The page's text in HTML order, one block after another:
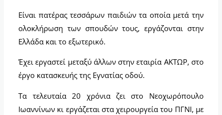
Είναι πατέρας τεσσάρων παιδιών τα οποία μετά την
ολοκλήρωση των σπουδών τους, εργάζονται στην
Ελλάδα και το εξωτερικό.
Έχει εργαστεί μεταξύ άλλων στην εταιρία ΑΚΤΩΡ, στο
έργο κατασκευής της Εγνατίας οδού.
Τα τελευταία 20 χρόνια ζει στο Νεοχωρόπουλο
Ιωαννίνων κι εργάζεται στα χειρουργεία του ΠΓΝΙ, με